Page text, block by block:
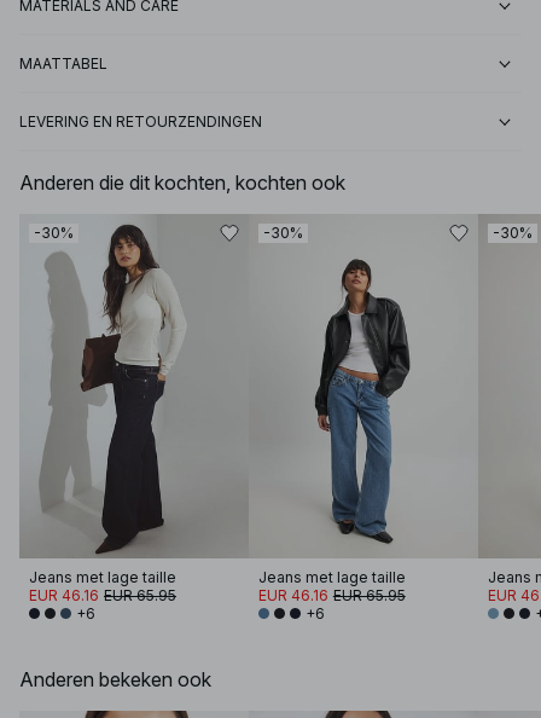
MATERIALS AND CARE
MAATTABEL
LEVERING EN RETOURZENDINGEN
Anderen die dit kochten, kochten ook
-30%
Jeans met lage taille
EUR 46.16 EUR 65.95
+6
-30%
Jeans met lage taille
EUR 46.16 EUR 65.95
+6
-30%
Jeans
EUR
Anderen bekeken ook